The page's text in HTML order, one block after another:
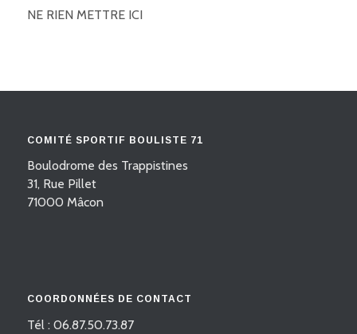
NE RIEN METTRE ICI
COMITÉ SPORTIF BOULISTE 71
Boulodrome des Trappistines
31, Rue Pillet
71000 Mâcon
COORDONNÉES DE CONTACT
Tél : 06.87.50.73.87